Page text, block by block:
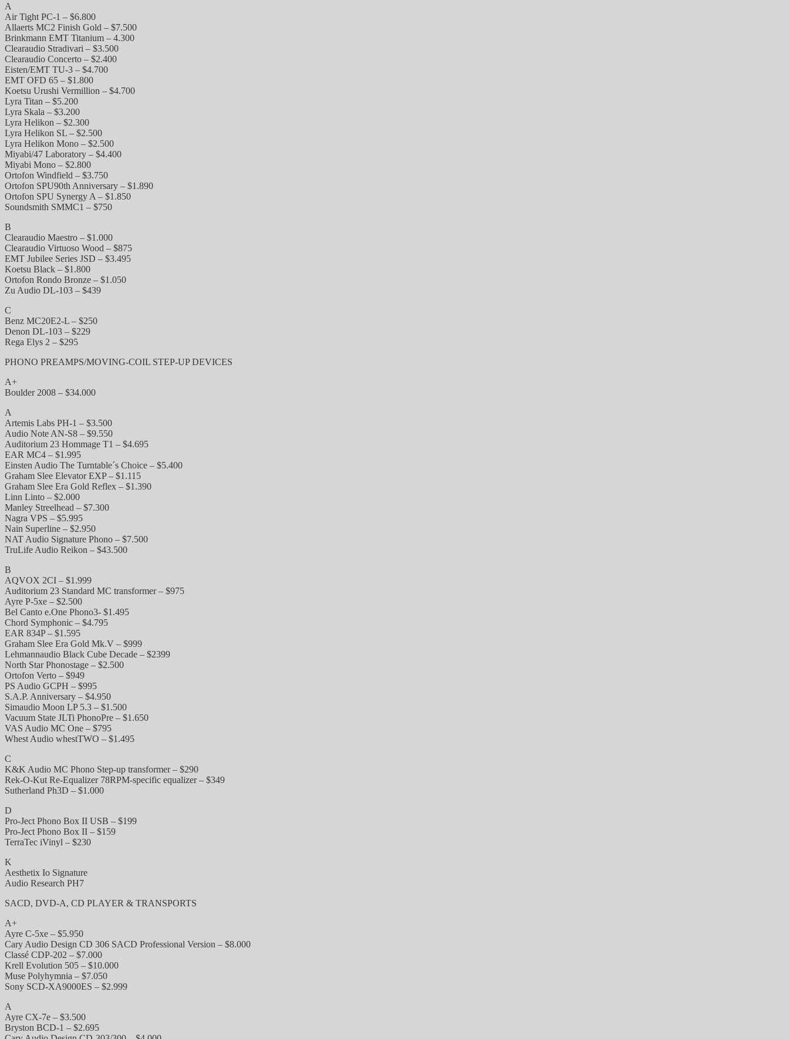
A
Air Tight PC-1 – $6.800
Allaerts MC2 Finish Gold – $7.500
Brinkmann EMT Titanium – 4.300
Clearaudio Stradivari – $3.500
Clearaudio Concerto – $2.400
Eisten/EMT TU-3 – $4.700
EMT OFD 65 – $1.800
Koetsu Urushi Vermillion – $4.700
Lyra Titan – $5.200
Lyra Skala – $3.200
Lyra Helikon – $2.300
Lyra Helikon SL – $2.500
Lyra Helikon Mono – $2.500
Miyabi/47 Laboratory – $4.400
Miyabi Mono – $2.800
Ortofon Windfield – $3.750
Ortofon SPU90th Anniversary – $1.890
Ortofon SPU Synergy A – $1.850
Soundsmith SMMC1 – $750
B
Clearaudio Maestro – $1.000
Clearaudio Virtuoso Wood – $875
EMT Jubilee Series JSD – $3.495
Koetsu Black – $1.800
Ortofon Rondo Bronze – $1.050
Zu Audio DL-103 – $439
C
Benz MC20E2-L – $250
Denon DL-103 – $229
Rega Elys 2 – $295
PHONO PREAMPS/MOVING-COIL STEP-UP DEVICES
A+
Boulder 2008 – $34.000
A
Artemis Labs PH-1 – $3.500
Audio Note AN-S8 – $9.550
Auditorium 23 Hommage T1 – $4.695
EAR MC4 – $1.995
Einsten Audio The Turntable´s Choice – $5.400
Graham Slee Elevator EXP – $1.115
Graham Slee Era Gold Reflex – $1.390
Linn Linto – $2.000
Manley Streelhead – $7.300
Nagra VPS – $5.995
Nain Superline – $2.950
NAT Audio Signature Phono – $7.500
TruLife Audio Reikon – $43.500
B
AQVOX 2CI – $1.999
Auditorium 23 Standard MC transformer – $975
Ayre P-5xe – $2.500
Bel Canto e.One Phono3- $1.495
Chord Symphonic – $4.795
EAR 834P – $1.595
Graham Slee Era Gold Mk.V – $999
Lehmannaudio Black Cube Decade – $2399
North Star Phonostage – $2.500
Ortofon Verto – $949
PS Audio GCPH – $995
S.A.P. Anniversary – $4.950
Simaudio Moon LP 5.3 – $1.500
Vacuum State JLTi PhonoPre – $1.650
VAS Audio MC One – $795
Whest Audio whestTWO – $1.495
C
K&K Audio MC Phono Step-up transformer – $290
Rek-O-Kut Re-Equalizer 78RPM-specific equalizer – $349
Sutherland Ph3D – $1.000
D
Pro-Ject Phono Box II USB – $199
Pro-Ject Phono Box II – $159
TerraTec iVinyl – $230
K
Aesthetix Io Signature
Audio Research PH7
SACD, DVD-A, CD PLAYER & TRANSPORTS
A+
Ayre C-5xe – $5.950
Cary Audio Design CD 306 SACD Professional Version – $8.000
Classé CDP-202 – $7.000
Krell Evolution 505 – $10.000
Muse Polyhymnia – $7.050
Sony SCD-XA9000ES – $2.999
A
Ayre CX-7e – $3.500
Bryston BCD-1 – $2.695